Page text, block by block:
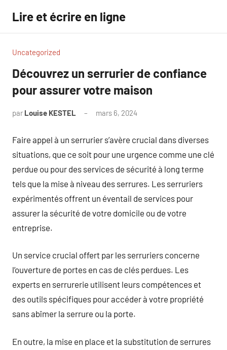
contenu
Lire et écrire en ligne
Uncategorized
Découvrez un serrurier de confiance
pour assurer votre maison
par Louise KESTEL mars 6, 2024
Faire appel à un serrurier s’avère crucial dans diverses
situations, que ce soit pour une urgence comme une clé
perdue ou pour des services de sécurité à long terme
tels que la mise à niveau des serrures. Les serruriers
expérimentés offrent un éventail de services pour
assurer la sécurité de votre domicile ou de votre
entreprise.
Un service crucial offert par les serruriers concerne
l’ouverture de portes en cas de clés perdues. Les
experts en serrurerie utilisent leurs compétences et
des outils spécifiques pour accéder à votre propriété
sans abîmer la serrure ou la porte.
En outre, la mise en place et la substitution de serrures